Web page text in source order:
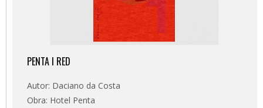
PENTA I RED
Autor: Daciano da Costa
Obra: Hotel Penta